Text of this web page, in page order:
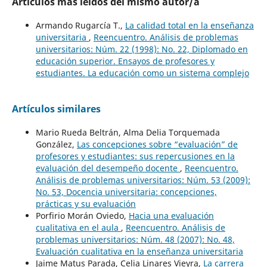
Armando Rugarcía T., La calidad total en la enseñanza
universitaria , Reencuentro. Análisis de problemas
universitarios: Núm. 22 (1998): No. 22, Diplomado en
educación superior. Ensayos de profesores y
estudiantes. La educación como un sistema complejo
Artículos similares
Mario Rueda Beltrán, Alma Delia Torquemada
González, Las concepciones sobre “evaluación” de
profesores y estudiantes: sus repercusiones en la
evaluación del desempeño docente , Reencuentro.
Análisis de problemas universitarios: Núm. 53 (2009):
No. 53, Docencia universitaria: concepciones,
prácticas y su evaluación
Porfirio Morán Oviedo, Hacia una evaluación
cualitativa en el aula , Reencuentro. Análisis de
problemas universitarios: Núm. 48 (2007): No. 48,
Evaluación cualitativa en la enseñanza universitaria
Jaime Matus Parada, Celia Linares Vieyra, La carrera